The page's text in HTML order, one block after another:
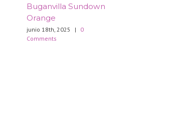
Buganvilla Sundown
Orange
junio 18th, 2025 |
0
Comments